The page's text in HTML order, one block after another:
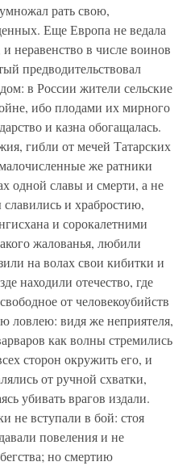
рать свою,
Еще Европа не ведала
и неравенство в числе воинов
предводительствовал
в России жители сельские
ибо плодами их мирного
и казна обогащалась.
гибли от мечей Татарских
же ратники
одной славы и смерти, а не
и храбростию,
и сорокалетними
жалованья, любили
на волах свои кибитки и
находили отечество, где
от человекоубийств
ловлею: видя же неприятеля,
как волны стремились
сторон окружить его, и
от ручной схватки,
убивать врагов издали.
не вступали в бой: стоя
повеления и не
но смертию